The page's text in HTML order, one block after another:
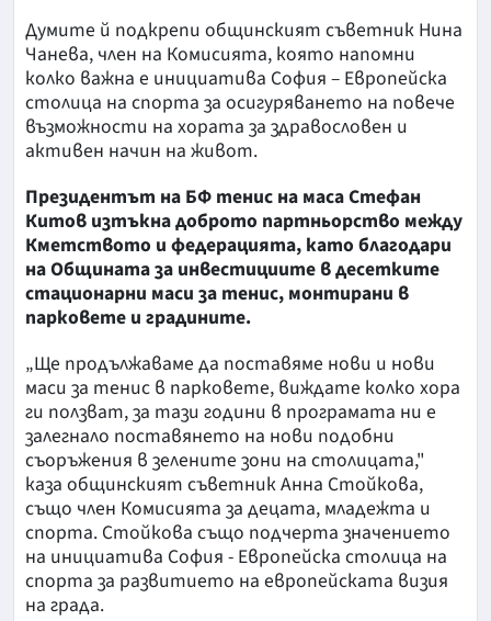
Думите й подкрепи общинският съветник Нина
Чанева, член на Комисията, която напомни
колко важна е инициатива София – Европейска
столица на спорта за осигуряването на повече
възможности на хората за здравословен и
активен начин на живот.
Президентът на БФ тенис на маса Стефан
Китов изтъкна доброто партньорство между
Кметството и федерацията, като благодари
на Общината за инвестициите в десетките
стационарни маси за тенис, монтирани в
парковете и градините.
„Ще продължаваме да поставяме нови и нови
маси за тенис в парковете, виждате колко хора
ги ползват, за тази години в програмата ни е
залегнало поставянето на нови подобни
съоръжения в зелените зони на столицата,"
каза общинският съветник Анна Стойкова,
също член Комисията за децата, младежта и
спорта. Стойкова също подчерта значението
на инициатива София - Европейска столица на
спорта за развитието на европейската визия
на града.